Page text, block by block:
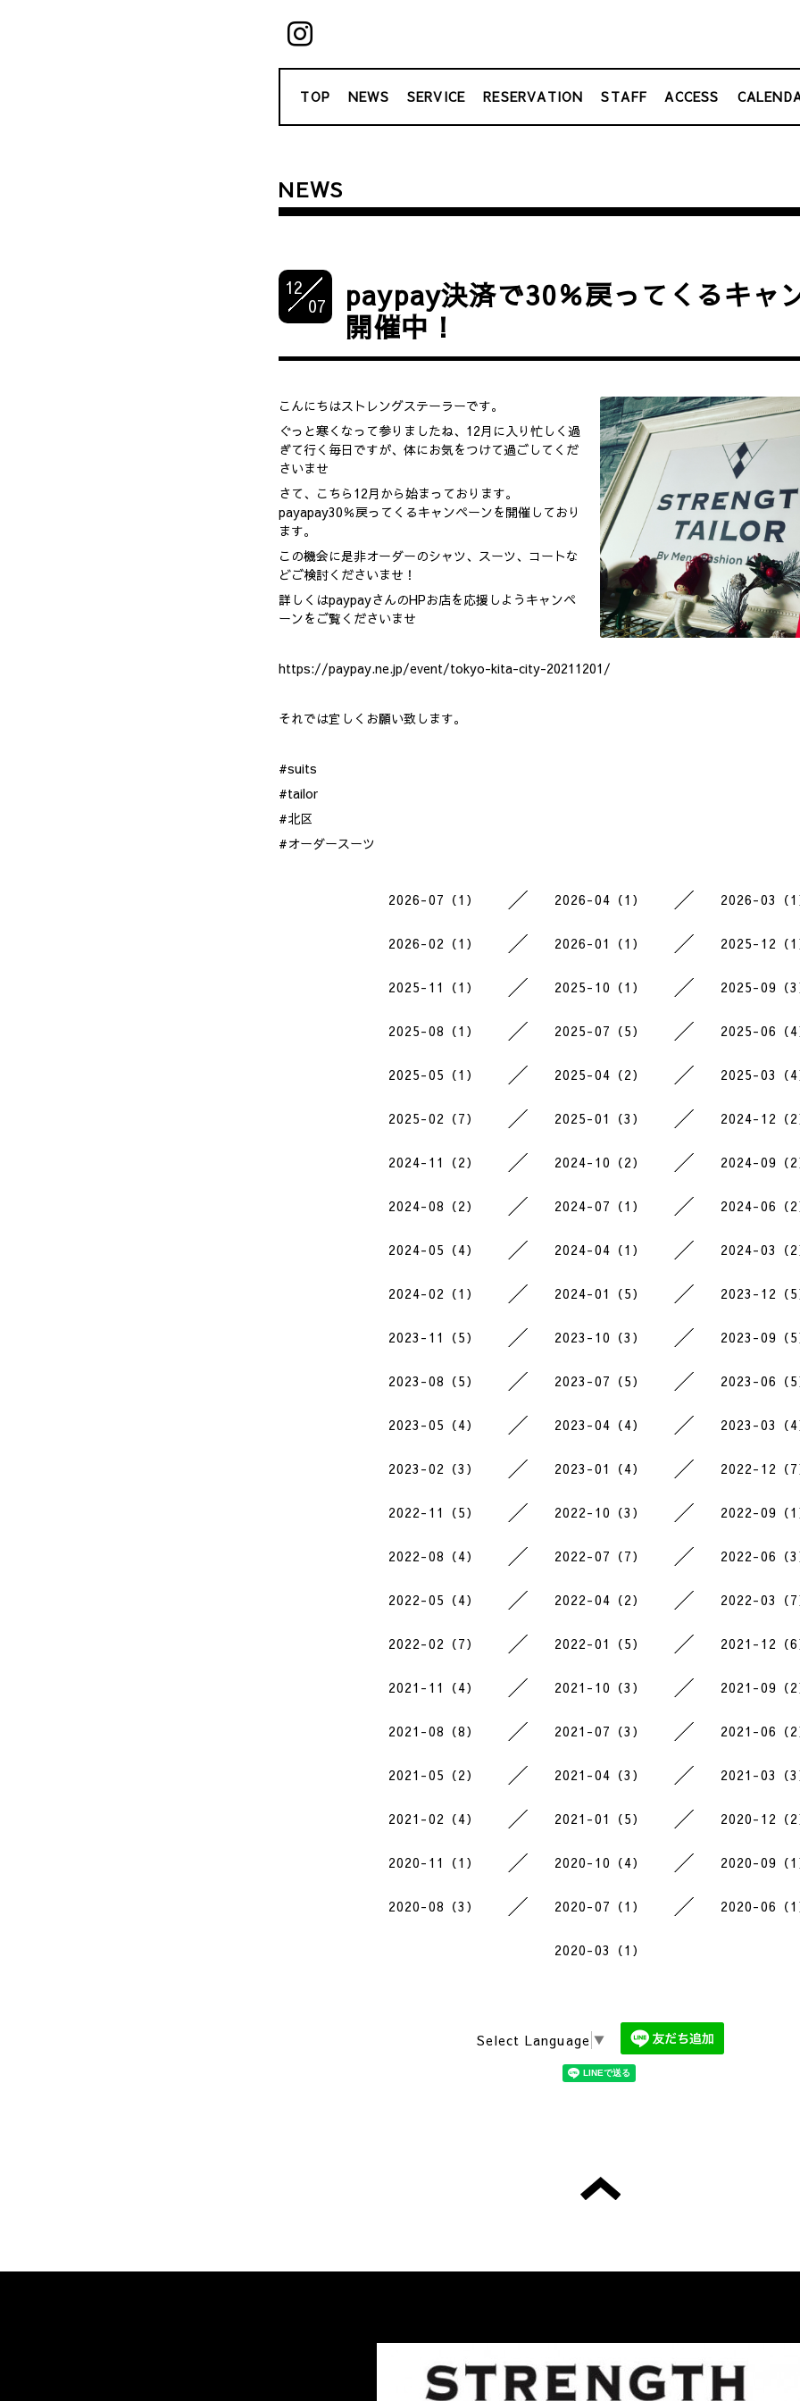
TOP NEWS SERVICE RESERVATION STAFF ACCESS
NEWS
12
07
paypay決済で30％戻ってくるキャ
開催中！
こんにちはストレングステーラーです。
ぐっと寒くなって参りましたね、12月に入り忙しく過
ぎて行く毎日ですが、体にお気をつけて過ごしてくだ
さいませ
さて、こちら12月から始まっております。
payapay30％戻ってくるキャンペーンを開催しており
ます。
この機会に是非オーダーのシャツ、スーツ、コートな
どご検討くださいませ！
詳しくはpaypayさんのHPお店を応援しようキャンペ
ーンをご覧くださいませ
https://paypay.ne.jp/event/tokyo-kita-city-20211201/
それでは宜しくお願い致します。
#suits
#tailor
#北区
#オーダースーツ
2026-07（1） 2026-04（1） 2026-03（1
2026-02（1） 2026-01（1） 2025-12（1
2025-11（1） 2025-10（1） 2025-09（3
2025-08（1） 2025-07（5） 2025-06（4
2025-05（1） 2025-04（2） 2025-03（4
2025-02（7） 2025-01（3） 2024-12（2
2024-11（2） 2024-10（2） 2024-09（2
2024-08（2） 2024-07（1） 2024-06（2
2024-05（4） 2024-04（1） 2024-03（2
2024-02（1） 2024-01（5） 2023-12（5
2023-11（5） 2023-10（3） 2023-09（5
2023-08（5） 2023-07（5） 2023-06（5
2023-05（4） 2023-04（4） 2023-03（4
2023-02（3） 2023-01（4） 2022-12（7
2022-11（5） 2022-10（3） 2022-09（1
2022-08（4） 2022-07（7） 2022-06（3
2022-05（4） 2022-04（2） 2022-03（7
2022-02（7） 2022-01（5） 2021-12（6
2021-11（4） 2021-10（3） 2021-09（2
2021-08（8） 2021-07（3） 2021-06（2
2021-05（2） 2021-04（3） 2021-03（3
2021-02（4） 2021-01（5） 2020-12（2
2020-11（1） 2020-10（4） 2020-09（1
2020-08（3） 2020-07（1） 2020-06（1
2020-03（1）
Select Language ▼